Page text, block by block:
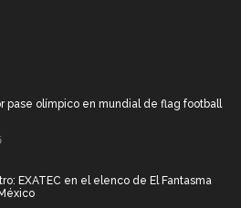
pase olímpico en mundial de flag football
EXATEC en el elenco de El Fantasma